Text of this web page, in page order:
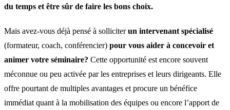
du temps et être sûr de faire les bons choix.
Mais avez-vous déjà pensé à solliciterun intervenant spécialisé
(formateur, coach, conférencier) pour vous aider à concevoir et
animer votre séminaire? Cette opportunité est encore souvent
méconnue ou peu activée par les entreprises et leurs dirigeants. Elle
offre pourtant de multiples avantages et procure un bénéfice
immédiat quant à la mobilisation des équipes ou encore l’apport de